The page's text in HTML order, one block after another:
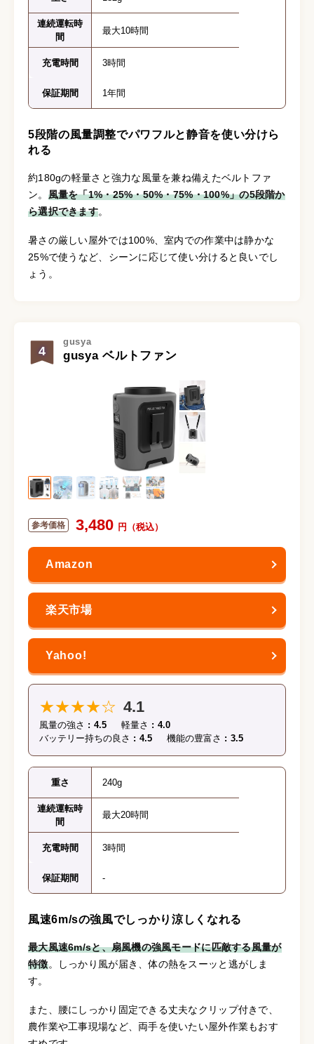
連続運転時
間
最大10時間
充電時間 3時間
保証期間 1年間
5段階の風量調整でパワフルと静音を使い分けら
れる
約180gの軽量さと強力な風量を兼ね備えたベルトファ
ン。 風量を「1%・25%・50%・75%・100%」の5段階か
ら選択できます。
暑さの厳しい屋外では100%、室内での作業中は静かな
25%で使うなど、シーンに応じて使い分けると良いでし
ょう。
4
gusya
gusya ベルトファン
3,480
★★★★☆ 4.1
風量の強さ 4.5 軽量さ
4.0
バッテリー持ちの良さ
4.5 機能の豊富さ 3.5
重さ 240g
連続運転時
間
最大20時間
充電時間 3時間
保証期間 -
風速6m/sの強風でしっかり涼しくなれる
最大風速6m/sと、扇風機の強風モードに匹敵する風量が
特徴。しっかり風が届き、体の熱をスーッと逃がしま
す。
また、腰にしっかり固定できる丈夫なクリップ付きで、
農作業や工事現場など、両手を使いたい屋外作業もおす